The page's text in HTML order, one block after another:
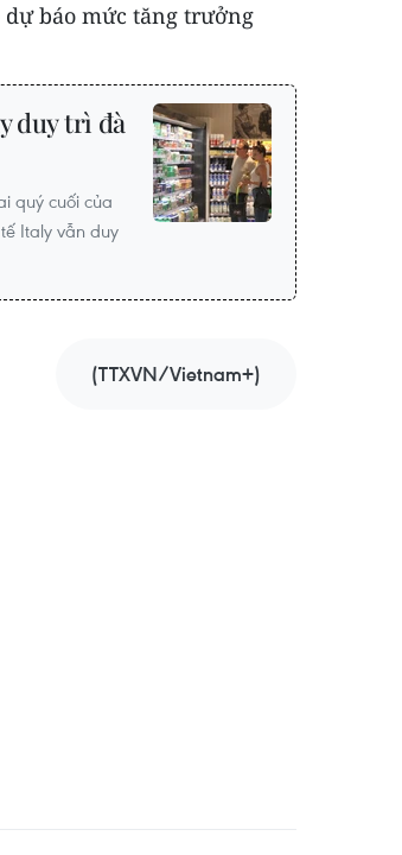
dự báo mức tăng trưởng
duy trì đà
quý cuối của
Italy vẫn duy
(TTXVN/Vietnam+)